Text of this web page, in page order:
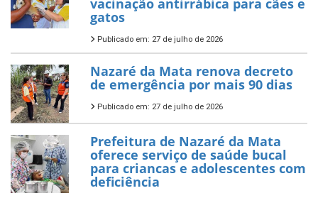
vacinação antirrábica para cães e
gatos
Publicado em: 27 de julho de 2026
Nazaré da Mata renova decreto
de emergência por mais 90 dias
Publicado em: 27 de julho de 2026
Prefeitura de Nazaré da Mata
oferece serviço de saúde bucal
para criancas e adolescentes com
deficiência